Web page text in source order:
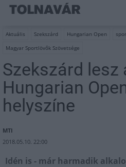
Aktuális Szekszárd Hungarian Open
Magyar Sportlövők Szövetsége
Szekszárd lesz
Hungarian
helyszíne
MTI
2018.05.10. 22:00
Idén is - már harmadik